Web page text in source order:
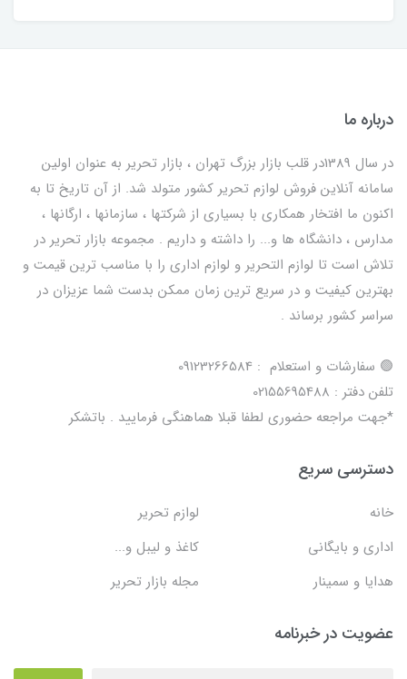
درباره ما
در سال 1389در قلب بازار بزرگ تهران ، بازار تحریر به عنوان اولین
سامانه آنلاین فروش لوازم تحریر کشور متولد شد. از آن تاریخ تا به
اکنون ما افتخار همکاری با بسیاری از شرکتها ، سازمانها ، ارگانها ،
مدارس ، دانشگاه ها و... را داشته و داریم . مجموعه بازار تحریر در
تلاش است تا لوازم التحریر و لوازم اداری را با مناسب ترین قیمت و
بهترین کیفیت و در سریع ترین زمان ممکن بدست شما عزیزان در
سراسر کشور برساند .
🟢 سفارشات و استعلام : 09123266584
تلفن دفتر : 02155695488
*جهت مراجعه حضوری لطفا قبلا هماهنگی فرمایید . باتشکر
دسترسی سریع
خانه
لوازم تحریر
اداری و بایگانی
کاغذ و لیبل و...
هدایا و سمینار
مجله بازار تحریر
عضویت در خبرنامه